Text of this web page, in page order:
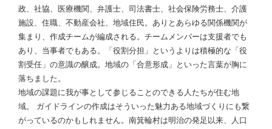
政、社協、医療機関、弁護士、司法書士、社会保険労務士、介護
施設、住職、不動産会社、地域住民。ありとあらゆる関係機関が
集まり、作成チームが編成される。チームメンバーは支援者でも
あり、当事者でもある。「役割分担」というよりは積極的な「役
割受任」の意識の醸成。地域の「合意形成」といった言葉が胸に
落ちました。
地域の課題に我が事として参じることのできる人たちが住む地
域。 ガイドラインの作成はそういった魅力ある地域づくりにも繋
がっているのかもしれません。南箕輪村は明治の発足以来、人口